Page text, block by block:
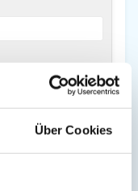
Über Cookies